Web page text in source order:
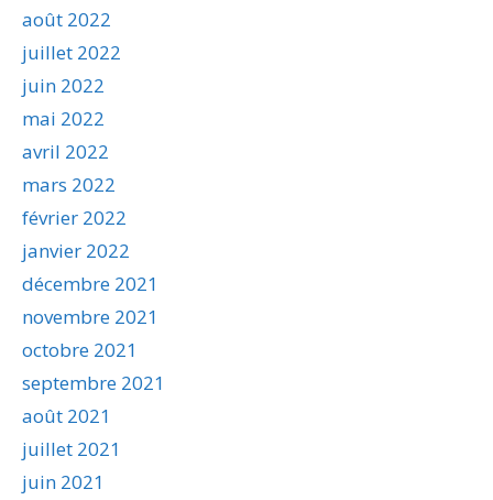
août 2022
juillet 2022
juin 2022
mai 2022
avril 2022
mars 2022
février 2022
janvier 2022
décembre 2021
novembre 2021
octobre 2021
septembre 2021
août 2021
juillet 2021
juin 2021